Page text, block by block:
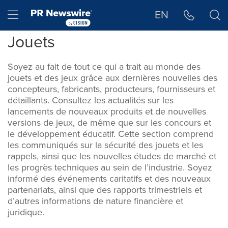
Hamburger menu EN
Jouets
Soyez au fait de tout ce qui a trait au monde des
jouets et des jeux grâce aux dernières nouvelles des
concepteurs, fabricants, producteurs, fournisseurs et
détaillants. Consultez les actualités sur les
lancements de nouveaux produits et de nouvelles
versions de jeux, de même que sur les concours et
le développement éducatif. Cette section comprend
les communiqués sur la sécurité des jouets et les
rappels, ainsi que les nouvelles études de marché et
les progrès techniques au sein de l’industrie. Soyez
informé des événements caritatifs et des nouveaux
partenariats, ainsi que des rapports trimestriels et
d’autres informations de nature financière et
juridique.